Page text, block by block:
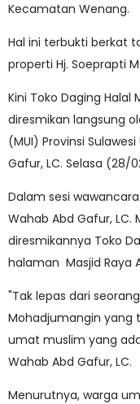
Kecamatan Wenang.
Hal ini terbukti berkat
properti Hj. Soeprapti
Kini Toko Daging Halal
diresmikan langsung
(MUI) Provinsi
Gafur, LC. Selasa (28/
Dalam sesi
Wahab Abd Gafur,
diresmikannya Toko
halaman Masjid Raya
"Tak lepas dari
Mohadjumangin yang
umat muslim yang
Wahab Abd Gafur, LC.
Menurutnya, warga